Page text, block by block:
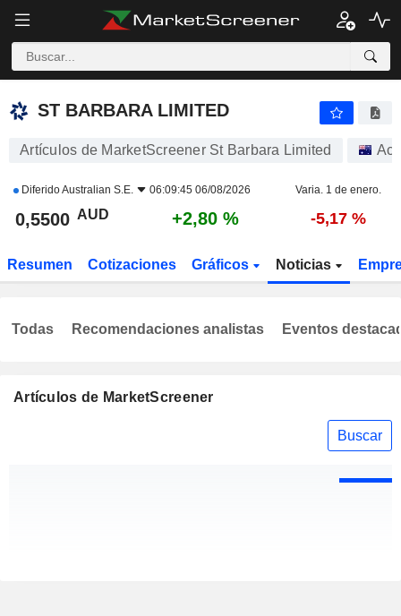
ST BARBARA LIMITED
ST BARBARA LIMITED
Artículos de MarketScreener St Barbara Limited
DiferidoAustralian S.E. 06:09:45 06/08/2026 Varia. 1 de enero.
0,5500 AUD +2,80 % -5,17 %
Resumen Cotizaciones Gráficos Noticias
Artículos de MarketScreener
Buscar
Todas Recomendaciones analistas Eventos